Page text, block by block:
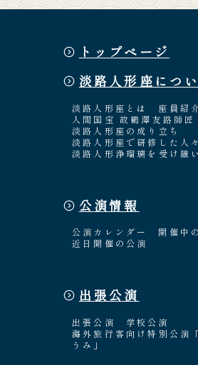
トップページ
淡路人形座につ
淡路人形座とは
座員紹
人間国宝 故鶴澤友路師匠
淡路人形座の成り立ち
淡路人形座で研修した人
淡路人形浄瑠璃を受け継
公演情報
公演カレンダー
開催中
近日開催の公演
出張公演
出張公演
学校公演
海外旅行客向け特別公演
うみ」